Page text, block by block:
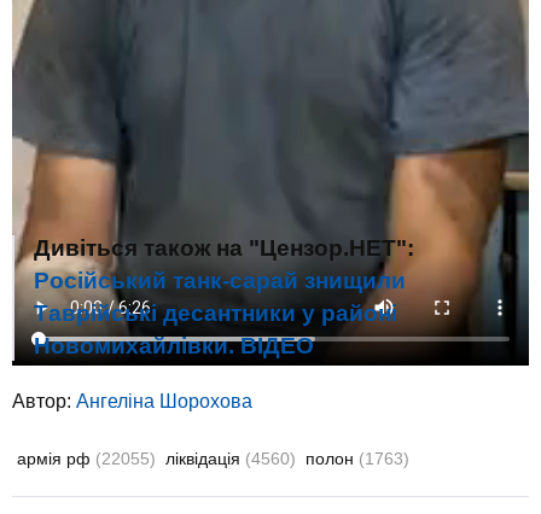
Дивіться також на "Цензор.НЕТ":
Російський танк-сарай знищили
Таврійські десантники у районі
Новомихайлівки. ВIДЕО
Автор: Ангеліна Шорохова
армія рф (22055) ліквідація (4560) полон (1763)